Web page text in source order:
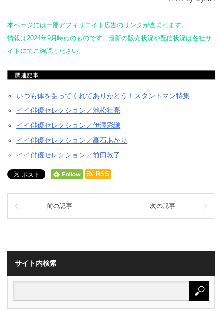
本ページには一部アフィリエイト広告のリンクが含まれます。
情報は2024年9月時点のものです。最新の販売状況や配信状況は各社サ
イトにてご確認ください。
いつも体を張ってくれてありがとう！スタントマン特集
イイ俳優セレクション／池松壮亮
イイ俳優セレクション／伊澤彩織
イイ俳優セレクション／髙石あかり
イイ俳優セレクション／前田敦子
RSS
前の記事 次の記事
サイト内検索